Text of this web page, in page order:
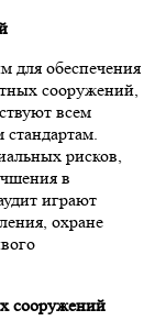
для обеспечения
сооружений,
всем
рисков,
в
играют
охране
сооружений